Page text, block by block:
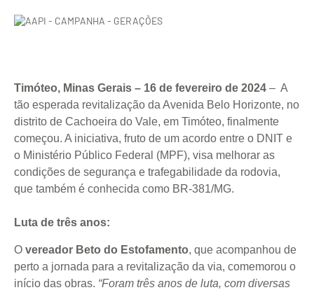
Timóteo, Minas Gerais – 16 de fevereiro de 2024 – A
tão esperada revitalização da Avenida Belo Horizonte, no
distrito de Cachoeira do Vale, em Timóteo, finalmente
começou. A iniciativa, fruto de um acordo entre o DNIT e
o Ministério Público Federal (MPF), visa melhorar as
condições de segurança e trafegabilidade da rodovia,
que também é conhecida como BR-381/MG.
Luta de três anos:
O vereador Beto do Estofamento, que acompanhou de
perto a jornada para a revitalização da via, comemorou o
início das obras. “Foram três anos de luta, com diversas